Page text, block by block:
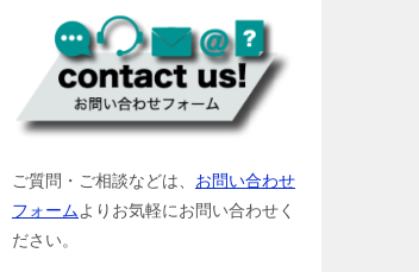
ご質問・ご相談などは、 お問い合わせ
フォームよりお気軽にお問い合わせく
ださい。